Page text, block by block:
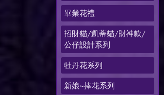
畢業花禮
招財貓/凱蒂貓/財神款/
公仔設計系列
牡丹花系列
新娘~捧花系列